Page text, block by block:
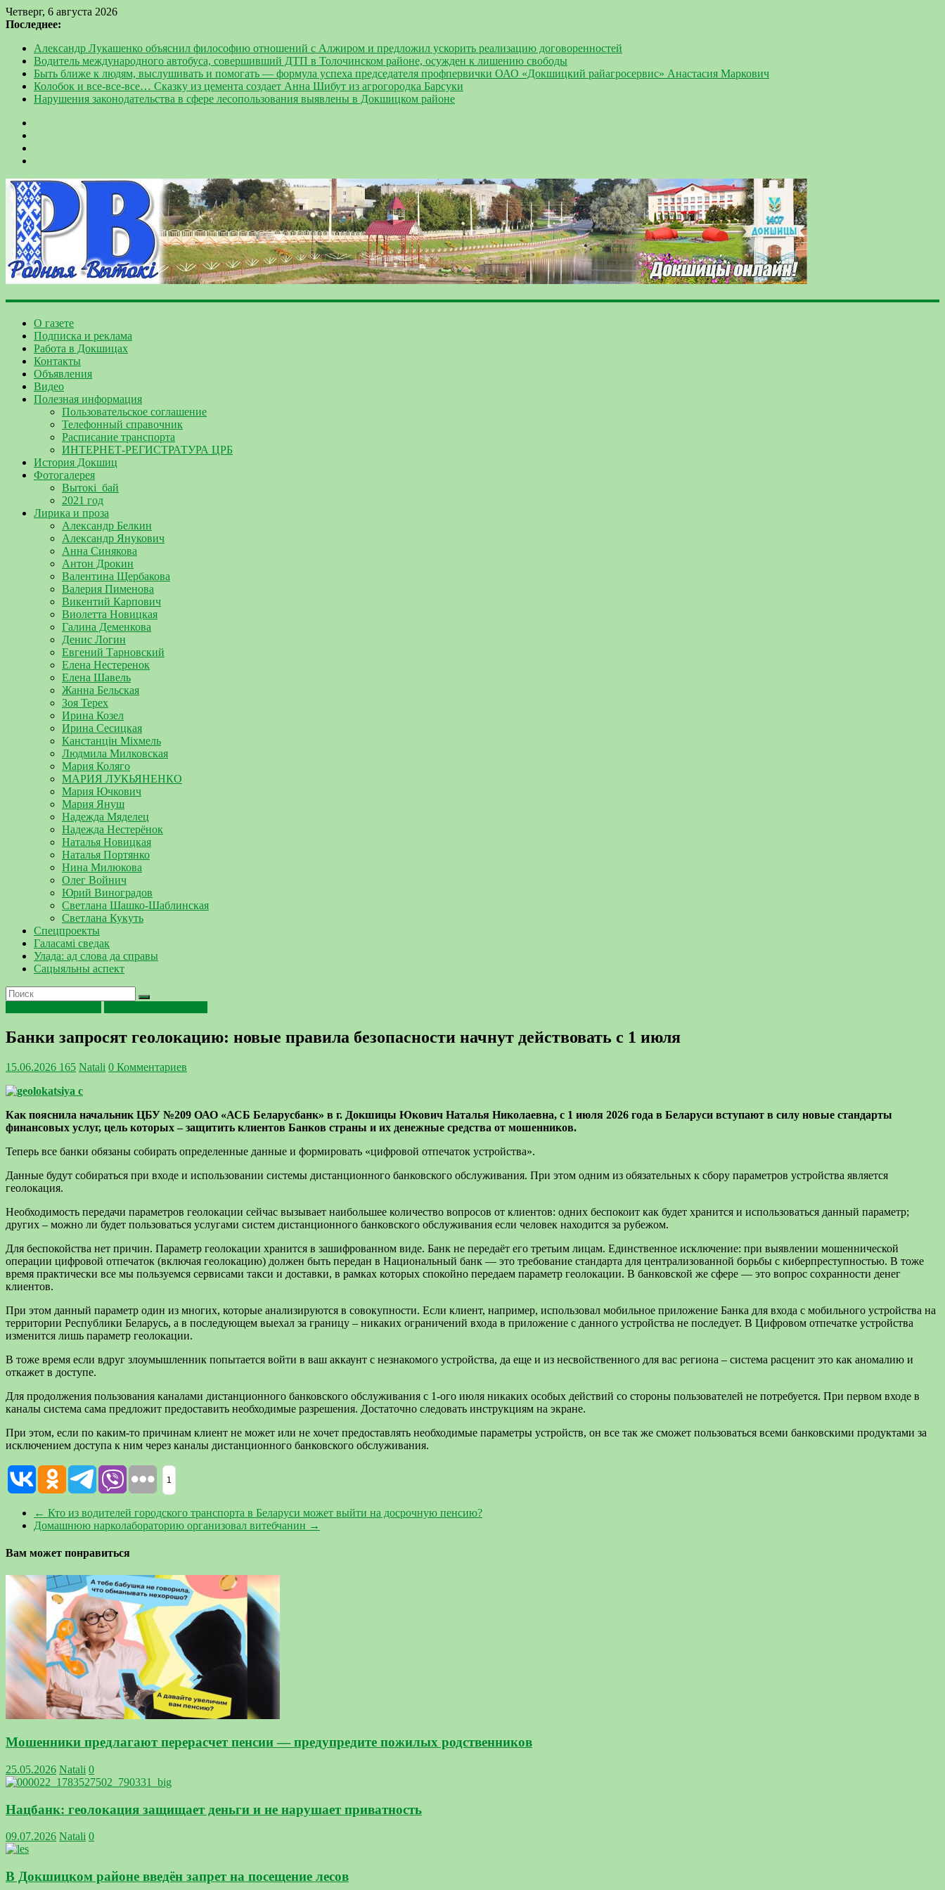
Четверг, 6 августа 2026
Последнее:
Александр Лукашенко объяснил философию отношений с Алжиром и предложил ускорить реализацию договоренностей
Водитель международного автобуса, совершивший ДТП в Толочинском районе, осужден к лишению свободы
Быть ближе к людям, выслушивать и помогать — формула успеха председателя профпервички ОАО «Докшицкий райагросервис» Анастасия Маркович
Колобок и все-все-все… Сказку из цемента создает Анна Шибут из агрогородка Барсуки
Нарушения законодательства в сфере лесопользования выявлены в Докшицком районе
О газете
Подписка и реклама
Работа в Докшицах
Контакты
Объявления
Видео
Полезная информация
Пользовательское соглашение
Телефонный справочник
Расписание транспорта
ИНТЕРНЕТ-РЕГИСТРАТУРА ЦРБ
История Докшиц
Фотогалерея
Вытокі_бай
2021 год
Лирика и проза
Александр Белкин
Александр Янукович
Анна Синякова
Антон Дрокин
Валентина Щербакова
Валерия Пименова
Викентий Карпович
Виолетта Новицкая
Галина Деменкова
Денис Логин
Евгений Тарновский
Елена Нестеренок
Елена Шавель
Жанна Бельская
Зоя Терех
Ирина Козел
Ирина Сесицкая
Канстанцін Міхмель
Людмила Милковская
Мария Коляго
МАРИЯ ЛУКЬЯНЕНКО
Мария Ючкович
Мария Януш
Надежда Мяделец
Надежда Нестерёнок
Наталья Новицкая
Наталья Портянко
Нина Милюкова
Олег Войнич
Юрий Виноградов
Светлана Шашко-Шаблинская
Светлана Кукуть
Спецпроекты
Галасамі сведак
Улада: ад слова да справы
Сацыяльны аспект
Банки запросят геолокацию: новые правила безопасности начнут действовать с 1 июля
15.06.2026 165 Natali 0 Комментариев
Как пояснила начальник ЦБУ №209 ОАО «АСБ Беларусбанк» в г. Докшицы Юкович Наталья Николаевна, с 1 июля 2026 года в Беларуси вступают в силу новые стандарты
финансовых услуг, цель которых – защитить клиентов Банков страны и их денежные средства от мошенников.
Теперь все банки обязаны собирать определенные данные и формировать «цифровой отпечаток устройства».
Данные будут собираться при входе и использовании системы дистанционного банковского обслуживания. При этом одним из обязательных к сбору параметров устройства является
геолокация.
Необходимость передачи параметров геолокации сейчас вызывает наибольшее количество вопросов от клиентов: одних беспокоит как будет хранится и использоваться данный параметр;
других – можно ли будет пользоваться услугами систем дистанционного банковского обслуживания если человек находится за рубежом.
Для беспокойства нет причин. Параметр геолокации хранится в зашифрованном виде. Банк не передаёт его третьим лицам. Единственное исключение: при выявлении мошеннической
операции цифровой отпечаток (включая геолокацию) должен быть передан в Национальный банк — это требование стандарта для централизованной борьбы с киберпреступностью. В тоже
время практически все мы пользуемся сервисами такси и доставки, в рамках которых спокойно передаем параметр геолокации. В банковской же сфере — это вопрос сохранности денег
клиентов.
При этом данный параметр один из многих, которые анализируются в совокупности. Если клиент, например, использовал мобильное приложение Банка для входа с мобильного устройства на
территории Республики Беларусь, а в последующем выехал за границу – никаких ограничений входа в приложение с данного устройства не последует. В Цифровом отпечатке устройства
изменится лишь параметр геолокации.
В тоже время если вдруг злоумышленник попытается войти в ваш аккаунт с незнакомого устройства, да еще и из несвойственного для вас региона – система расценит это как аномалию и
откажет в доступе.
Для продолжения пользования каналами дистанционного банковского обслуживания с 1-ого июля никаких особых действий со стороны пользователей не потребуется. При первом входе в
каналы система сама предложит предоставить необходимые разрешения. Достаточно следовать инструкциям на экране.
При этом, если по каким-то причинам клиент не может или не хочет предоставлять необходимые параметры устройств, он все так же сможет пользоваться всеми банковскими продуктами за
исключением доступа к ним через каналы дистанционного банковского обслуживания.
1
← Кто из водителей городского транспорта в Беларуси может выйти на досрочную пенсию?
Домашнюю нарколабораторию организовал витебчанин →
Вам может понравиться
Мошенники предлагают перерасчет пенсии — предупредите пожилых родственников
25.05.2026 Natali 0
Нацбанк: геолокация защищает деньги и не нарушает приватность
09.07.2026 Natali 0
В Докшицком районе введён запрет на посещение лесов